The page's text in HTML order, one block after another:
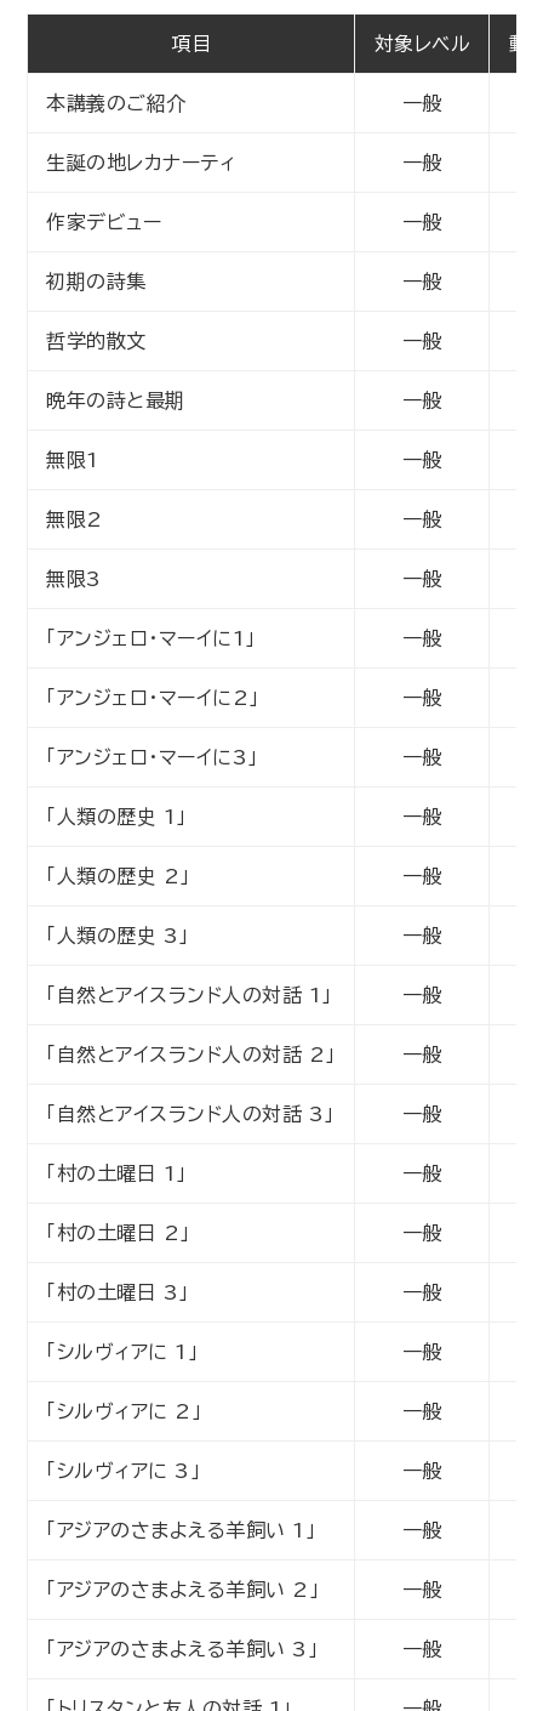
項目 対象レベル 動
本講義のご紹介 一般
生誕の地レカナーティ 一般
作家デビュー 一般
初期の詩集 一般
哲学的散文 一般
晩年の詩と最期 一般
無限1 一般
無限2 一般
無限3 一般
「アンジェロ・マーイに1」 一般
「アンジェロ・マーイに2」 一般
「アンジェロ・マーイに3」 一般
「人類の歴史 1」 一般
「人類の歴史 2」 一般
「人類の歴史 3」 一般
「自然とアイスランド人の対話 1」 一般
「自然とアイスランド人の対話 2」 一般
「自然とアイスランド人の対話 3」 一般
「村の土曜日 1」 一般
「村の土曜日 2」 一般
「村の土曜日 3」 一般
「シルヴィアに 1」 一般
「シルヴィアに 2」 一般
「シルヴィアに 3」 一般
「アジアのさまよえる羊飼い 1」 一般
「アジアのさまよえる羊飼い 2」 一般
「アジアのさまよえる羊飼い 3」 一般